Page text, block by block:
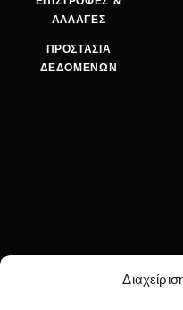
ΑΛΛΑΓΕΣ
ΠΡΟΣΤΑΣΙΑ
ΔΕΔΟΜΕΝΩΝ